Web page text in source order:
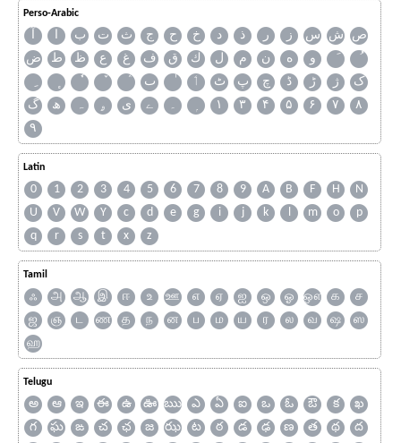
Perso-Arabic
آ ا ب ت ث ج ح خ د ذ ر ز س ش ص
ض
ط ظ ع غ ف ق ك ل م ن ه
و
ٮ
ٲ ٹ پ چ ڈ ڑ ژ
ک
گ
ھ ہ ۄ ی ے ۔ ۱ ۳ ۴ ۵ ۶ ۷
۸
۹
Latin
0 1 2 3 4 5 6 7 8 9 A B F H
N
U
V W Y c d e g i j k l m o
p
q
r s t x z
Tamil
ஃ அ ஆ இ ஈ உ ஊ எ ஏ ஐ ஒ ஓ ஔ க
ச
ஜ
ஞ ட ண த ந ன ப ம ய ர ல வ ஷ
ஸ
ஹ
Telugu
అ ఆ ఇ ఈ ఉ ఊ ఋ ఎ ఏ ఐ ఒ ఓ ఔ క
ఖ
గ
ఘ ఙ చ ఛ జ ఝ ట ఠ డ ఢ ణ త థ
ద